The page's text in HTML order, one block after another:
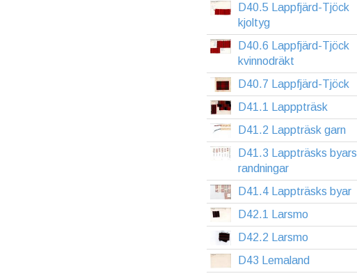
D40.5 Lappfjärd-Tjöck
kjoltyg
D40.6 Lappfjärd-Tjöck
kvinnodräkt
D40.7 Lappfjärd-Tjöck
D41.1 Lapppträsk
D41.2 Lappträsk garn
D41.3 Lappträsks byars
randningar
D41.4 Lappträsks byar
D42.1 Larsmo
D42.2 Larsmo
D43 Lemaland